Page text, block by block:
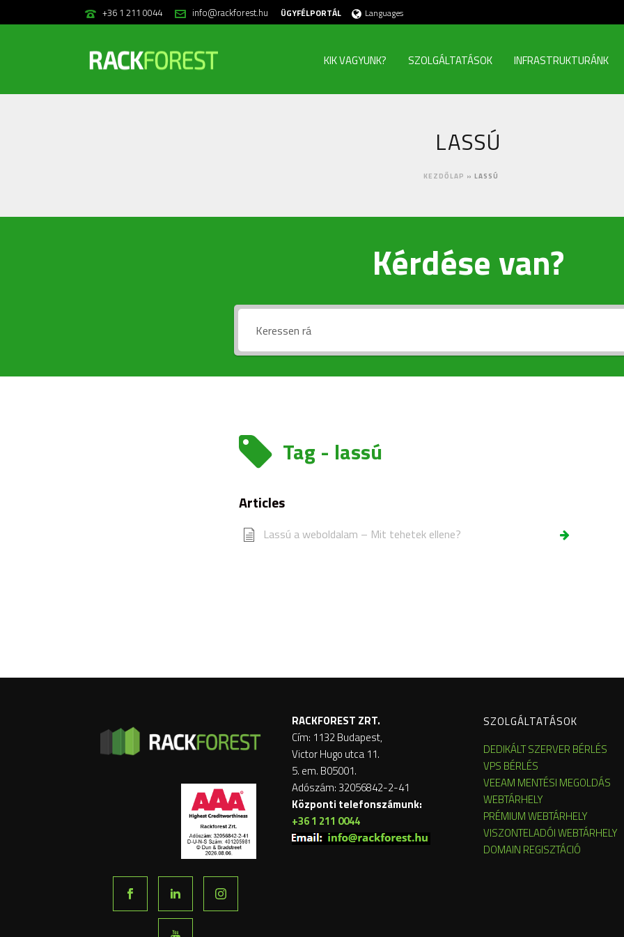
+36 1 211 0044 info@rackforest.hu ÜGYFÉLPORTÁL Languages
KIK VAGYUNK? SZOLGÁLTATÁSOK INFRASTRUKTURÁNK
LASSÚ
KEZDŐLAP » LASSÚ
Kérdése van?
Tag - lassú
Articles
Lassú a weboldalam – Mit tehetek ellene?
RACKFOREST ZRT.
Cím: 1132 Budapest,
Victor Hugo utca 11.
5. em. B05001.
Adószám: 32056842-2-41
Központi telefonszámunk:
+36 1 211 0044
SZOLGÁLTATÁSOK
DEDIKÁLT SZERVER BÉRLÉS
VPS BÉRLÉS
VEEAM MENTÉSI MEGOLDÁS
WEBTÁRHELY
PRÉMIUM WEBTÁRHELY
VISZONTELADÓI WEBTÁRHELY
DOMAIN REGISZTÁCIÓ